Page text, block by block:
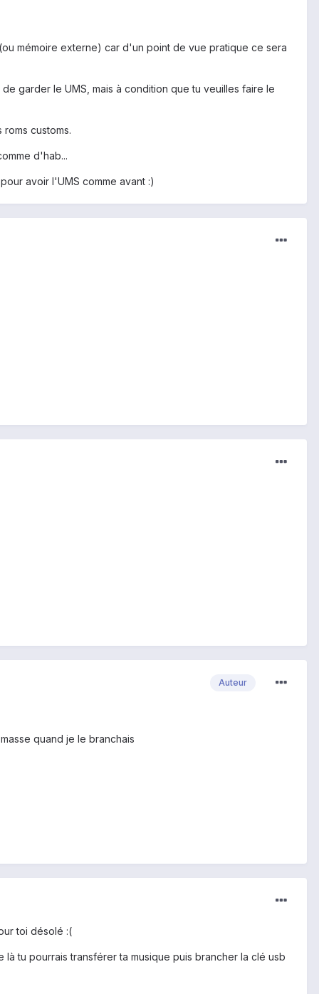
mémoire externe) car d'un point de vue pratique ce sera
garder le UMS, mais à condition que tu veuilles faire le
customs.
d'hab...
avoir l'UMS comme avant :)
Auteur
quand je le branchais
toi désolé :(
tu pourrais transférer ta musique puis brancher la clé usb